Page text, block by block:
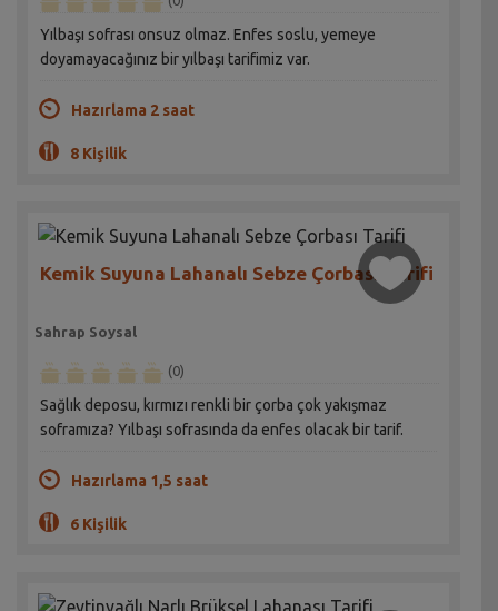
Yılbaşı sofrası onsuz olmaz. Enfes soslu, yemeye
doyamayacağınız bir yılbaşı tarifimiz var.
Hazırlama 2 saat
8 Kişilik
Kemik Suyuna Lahanalı Sebze Çorbası Tarifi
Sahrap Soysal
(0)
Sağlık deposu, kırmızı renkli bir çorba çok yakışmaz
soframıza? Yılbaşı sofrasında da enfes olacak bir tarif.
Hazırlama 1,5 saat
6 Kişilik